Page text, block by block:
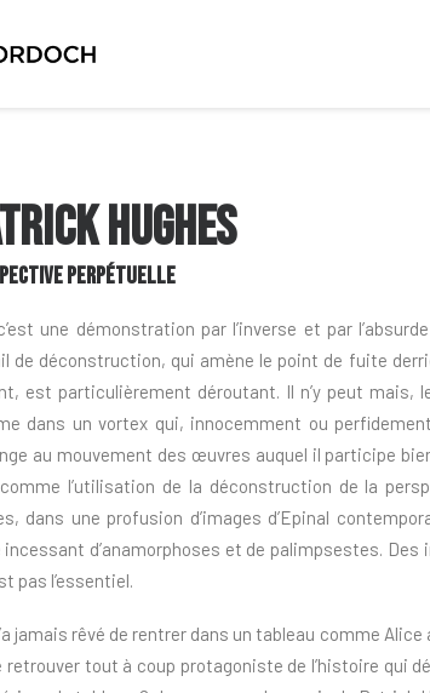
HUGHES
PERPÉTUELLE
une démonstration par l’inverse et par
de déconstruction, qui amène le point de fuite
est particulièrement déroutant. Il n’y peut mais,
dans un vortex qui, innocemment ou
au mouvement des œuvres auquel il participe
l’utilisation de la déconstruction de la
dans une profusion d’images d’Epinal
incessant d’anamorphoses et de palimpsestes.
pas l’essentiel.
jamais rêvé de rentrer dans un tableau comme Alice
retrouver tout à coup protagoniste de l’histoire qui